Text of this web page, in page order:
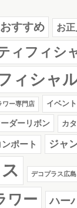
おすすめ お正
ィフィシ
ィシャ
ワー専門店 イベント
ダーリボン カ
ンポート ジャ
デコプラス広島
ワー ハー